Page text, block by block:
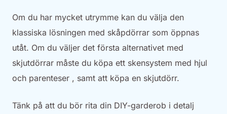
Om du har mycket utrymme kan du välja den
klassiska lösningen med skåpdörrar som öppnas
utåt. Om du väljer det första alternativet med
skjutdörrar måste du köpa ett skensystem med hjul
och parenteser , samt att köpa en skjutdörr.
Tänk på att du bör rita din DIY-garderob i detalj